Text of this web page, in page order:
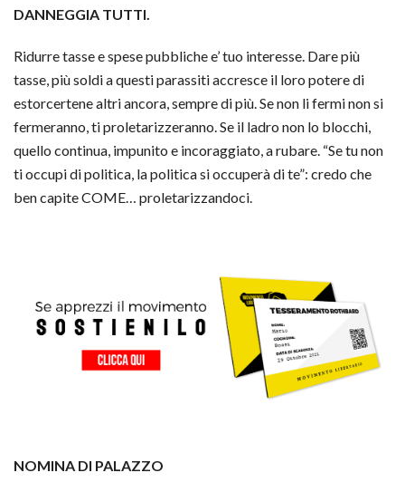
DANNEGGIA TUTTI.
Ridurre tasse e spese pubbliche e’ tuo interesse. Dare più
tasse, più soldi a questi parassiti accresce il loro potere di
estorcertene altri ancora, sempre di più. Se non li fermi non si
fermeranno, ti proletarizzeranno. Se il ladro non lo blocchi,
quello continua, impunito e incoraggiato, a rubare. “Se tu non
ti occupi di politica, la politica si occuperà di te”: credo che
ben capite COME… proletarizzandoci.
NOMINA DI PALAZZO